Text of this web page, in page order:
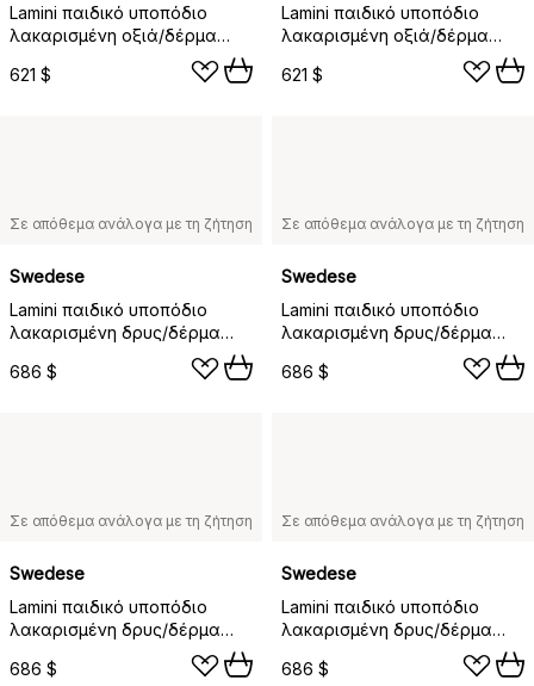
Lamini παιδικό υποπόδιο
λακαρισμένη οξιά/δέρμα
(σκούρο γκρι)
621 $
Lamini παιδικό υποπόδιο
λακαρισμένη οξιά/δέρμα
προβάτου, Αστροφεγγιά
(μπεζ)
621 $
Σε απόθεμα ανάλογα με τη ζήτηση
Swedese
Lamini παιδικό υποπόδιο
λακαρισμένη δρυς/δέρμα
προβάτου, Υπόλευκο (λευκό)
686 $
Σε απόθεμα ανάλογα με τη ζήτηση
Swedese
Lamini παιδικό υποπόδιο
λακαρισμένη δρυς/δέρμα
προβάτου, Εσπρέσσο (καφέ)
686 $
Σε απόθεμα ανάλογα με τη ζήτηση
Swedese
Lamini παιδικό υποπόδιο
λακαρισμένη δρυς/δέρμα
προβάτου, Μαύρο (μαύρο)
686 $
Σε απόθεμα ανάλογα με τη ζήτηση
Swedese
Lamini παιδικό υποπόδιο
λακαρισμένη δρυς/δέρμα
Σκανδιναβίας (γκρι)
686 $